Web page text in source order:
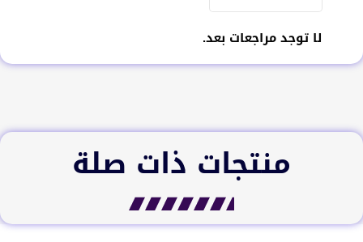
لا توجد مراجعات بعد.
منتجات ذات صلة